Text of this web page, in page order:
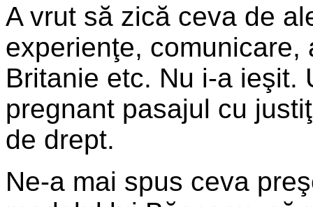
A vrut să zică ceva de
experienţe,
Britanie etc. Nu i-a ieşit.
pregnant pasajul cu
de drept.
Ne-a mai spus ceva